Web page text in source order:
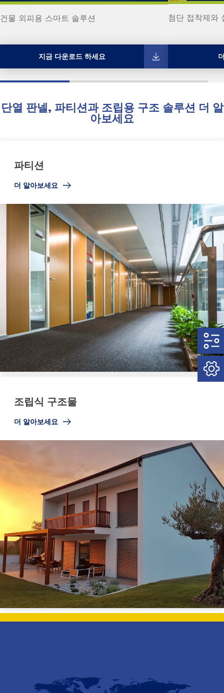
건물 외피용 스마트 솔루션
지금 다운로드 하세요
첨단 접착제와
단열 판넬, 파티션과 조립용 구조 솔루션 더 알
아보세요
파티션
더 알아보세요
조립식 구조물
더 알아보세요